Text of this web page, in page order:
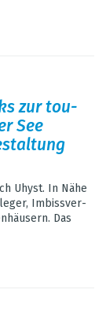
zur tou­
See
Uhyst. In Nähe
Imbiss­ver­
Das